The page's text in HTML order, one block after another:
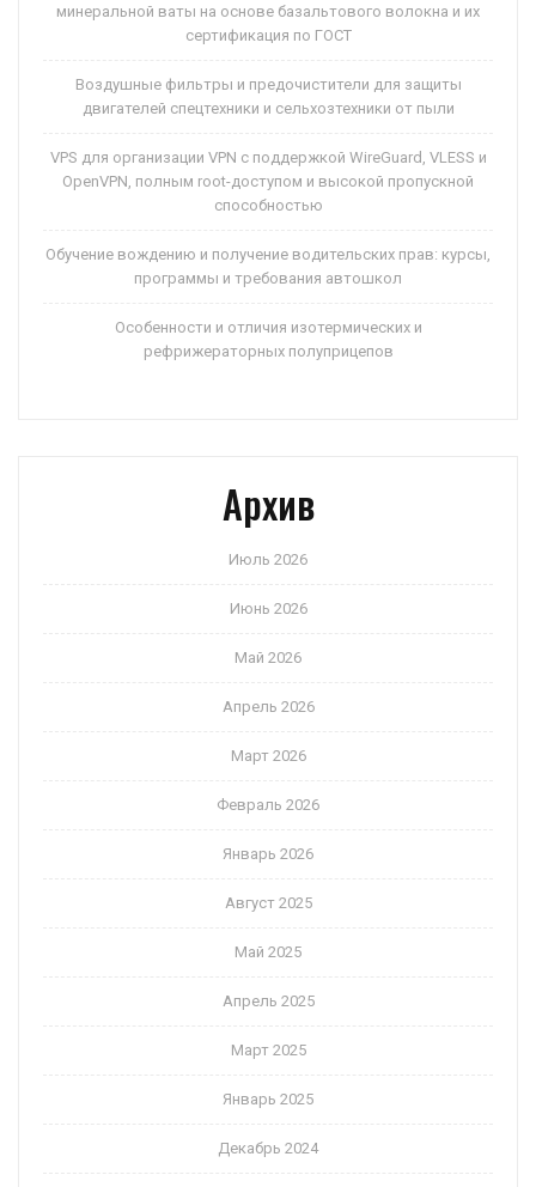
минеральной ваты на основе базальтового волокна и их
сертификация по ГОСТ
Воздушные фильтры и предочистители для защиты
двигателей спецтехники и сельхозтехники от пыли
VPS для организации VPN с поддержкой WireGuard, VLESS и
OpenVPN, полным root-доступом и высокой пропускной
способностью
Обучение вождению и получение водительских прав: курсы,
программы и требования автошкол
Особенности и отличия изотермических и
рефрижераторных полуприцепов
Архив
Июль 2026
Июнь 2026
Май 2026
Апрель 2026
Март 2026
Февраль 2026
Январь 2026
Август 2025
Май 2025
Апрель 2025
Март 2025
Январь 2025
Декабрь 2024